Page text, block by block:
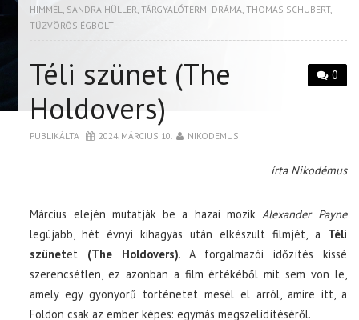
HIMMEL
SANDRA HÜLLER ,TÁRGYALÓTERMI DRÁMA ,THOMAS SCHUBERT,
TŰZVÖRÖS ÉGBOLT
0
Téli szünet (The
Holdovers)
PUBLIKÁLTA 2024. MÁRCIUS 10. NIKODEMUS
írta Nikodémus
Március elején mutatják be a hazai mozikAlexander Payne
legújabb, hét évnyi kihagyás után elkészült filmjét, a Téli
szünetet (The Holdovers). A forgalmazói időzítés kissé
szerencsétlen, ez azonban a film értékéből mit sem von le,
amely egy gyönyörű történetet mesél el arról, amire itt, a
Földön csak az ember képes: egymás megszelídítéséről.